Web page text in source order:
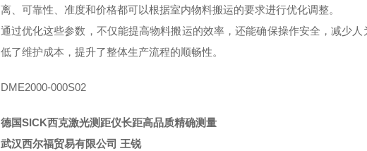
离、可靠性、准度和价格都可以根据室内物料搬运的要求进行优化调整。
通过优化这些参数，不仅能提高物料搬运的效率，还能确保操作安全，减少
低了维护成本，提升了整体生产流程的顺畅性。
DME2000-000S02
德国SICK西克激光测距仪长距高品质精确测量
武汉西尔福贸易有限公司 王锐